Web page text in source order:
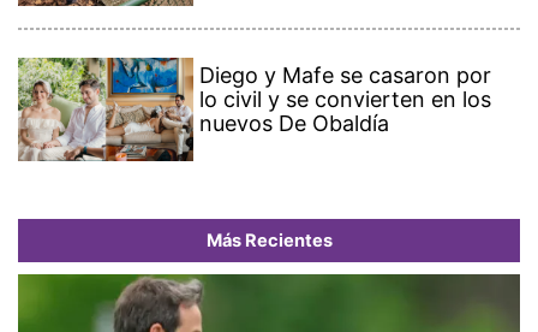
Diego y Mafe se casaron por
lo civil y se convierten en los
nuevos De Obaldía
Más Recientes